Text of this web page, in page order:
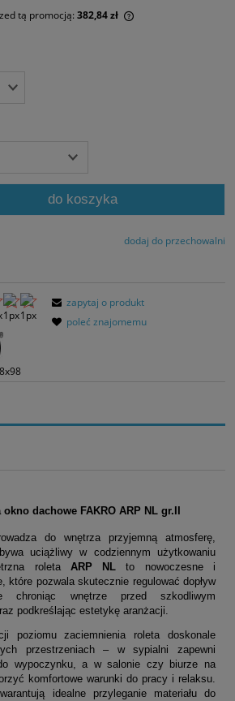
tą promocją: 382,84 zł
do koszyka
dodaj do przechowalni
zapytaj o produkt
poleć znajomemu
dachowe FAKRO ARP NL gr.II
do wnętrza przyjemną atmosferę,
uciążliwy w codziennym użytkowaniu
roleta ARP NL to nowoczesne i
które pozwala skutecznie regulować dopływ
chroniąc wnętrze przed szkodliwym
podkreślając estetykę aranżacji.
poziomu zaciemnienia roleta doskonale
przestrzeniach – w sypialni zapewni
wypoczynku, a w salonie czy biurze na
komfortowe warunki do pracy i relaksu.
idealne przyleganie materiału do